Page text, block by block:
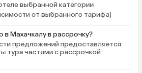
выбранной категории
от выбранного тарифа)
в Махачкалу в рассрочку?
предложений предоставляется
тура частями с рассрочкой